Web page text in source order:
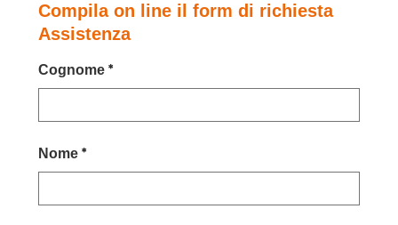
Compila on line il form di richiesta
Assistenza
Cognome
Nome